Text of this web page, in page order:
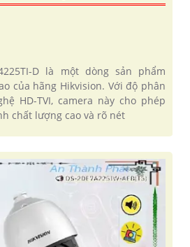
D là một dòng sản phẩm
của hãng Hikvision. Với độ phân
HD-TVI, camera này cho phép
chất lượng cao và rõ nét